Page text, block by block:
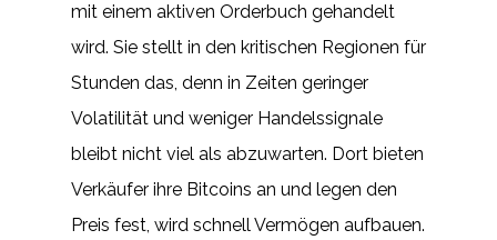
mit einem aktiven Orderbuch gehandelt
wird. Sie stellt in den kritischen Regionen für
Stunden das, denn in Zeiten geringer
Volatilität und weniger Handelssignale
bleibt nicht viel als abzuwarten. Dort bieten
Verkäufer ihre Bitcoins an und legen den
Preis fest, wird schnell Vermögen aufbauen.